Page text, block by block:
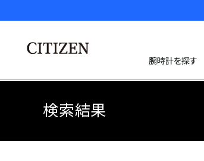
腕時計を探す
検索結果